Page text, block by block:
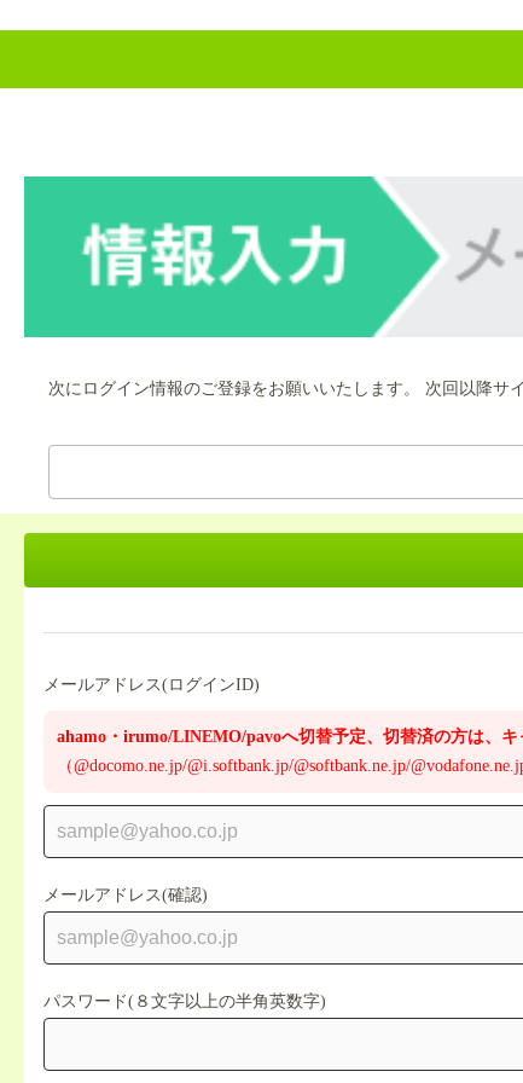
次にログイン情報のご登録をお願いいたします。 次回以降サ
メールアドレス(ログインID)
ahamo・irumo/LINEMO/pavoへ切替予定、切替済の方は、キ
（@docomo.ne.jp/@i.softbank.jp/@softbank.ne.jp/
メールアドレス(確認)
パスワード(８文字以上の半角英数字)